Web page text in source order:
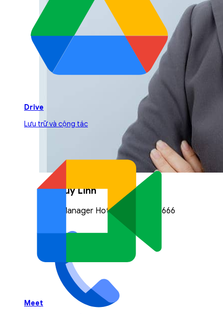
Vũ Thuỳ Linh
Sales Manager Hotline: 0842.999.666
Drive
Lưu trữ và cộng tác
Meet